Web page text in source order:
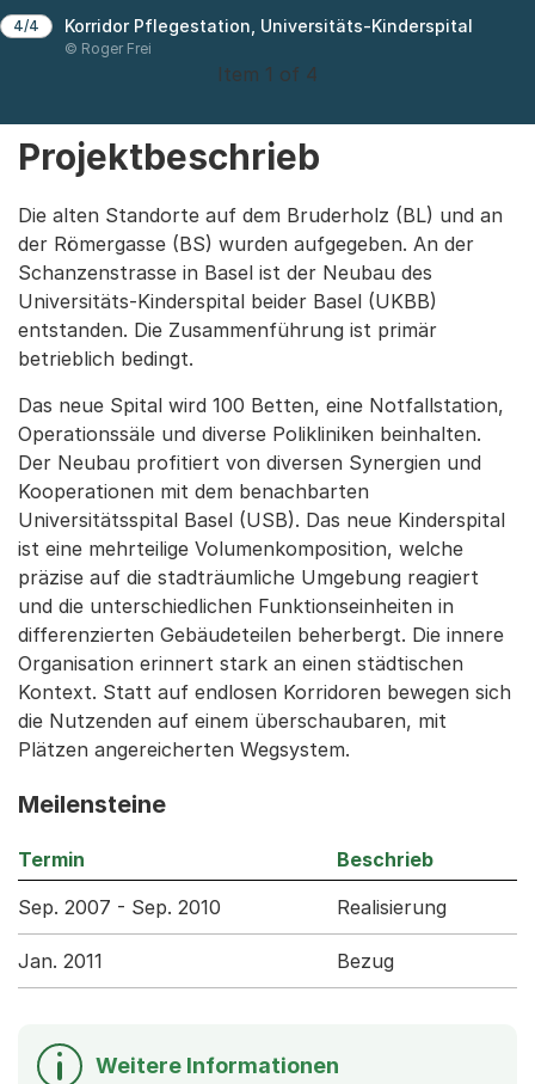
4/4 Korridor Pflegestation, Universitäts-Kinderspital
© Roger Frei
Item 1 of 4
Projektbeschrieb
Die alten Standorte auf dem Bruderholz (BL) und an
der Römergasse (BS) wurden aufgegeben. An der
Schanzenstrasse in Basel ist der Neubau des
Universitäts-Kinderspital beider Basel (UKBB)
entstanden. Die Zusammenführung ist primär
betrieblich bedingt.
Das neue Spital wird 100 Betten, eine Notfallstation,
Operationssäle und diverse Polikliniken beinhalten.
Der Neubau profitiert von diversen Synergien und
Kooperationen mit dem benachbarten
Universitätsspital Basel (USB). Das neue Kinderspital
ist eine mehrteilige Volumenkomposition, welche
präzise auf die stadträumliche Umgebung reagiert
und die unterschiedlichen Funktionseinheiten in
differenzierten Gebäudeteilen beherbergt. Die innere
Organisation erinnert stark an einen städtischen
Kontext. Statt auf endlosen Korridoren bewegen sich
die Nutzenden auf einem überschaubaren, mit
Plätzen angereicherten Wegsystem.
Meilensteine
Termin
Beschrieb
Sep. 2007 - Sep. 2010
Realisierung
Jan. 2011 Bezug
Weitere Informationen